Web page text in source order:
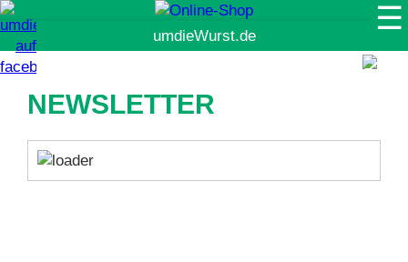
NEWSLETTER
☰